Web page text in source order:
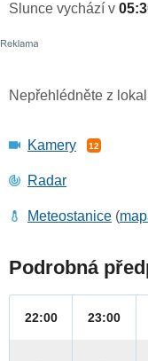
Slunce vychází v
Nepřehlédněte z
Kamery 12
Radar
Meteostanice (
Podrobná
22:00 23:00